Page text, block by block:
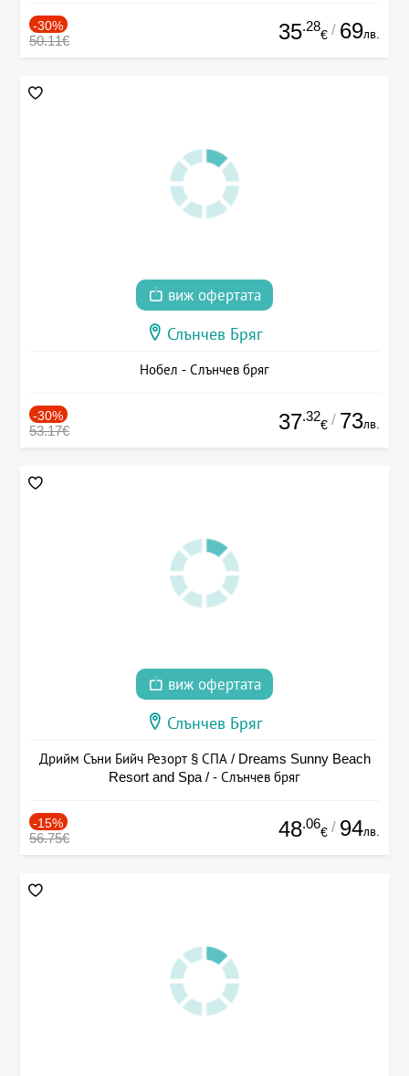
-30%
50.11€ 35.28
€ / 69лв.
виж офертата
Слънчев Бряг
Нобел - Слънчев бряг
-30%
53.17€ 37.32
€ / 73лв.
виж офертата
Слънчев Бряг
Дрийм Съни Бийч Резорт § СПА / Dreams Sunny Beach
Resort and Spa / - Слънчев бряг
-15%
56.75€ 48.06
€ / 94лв.